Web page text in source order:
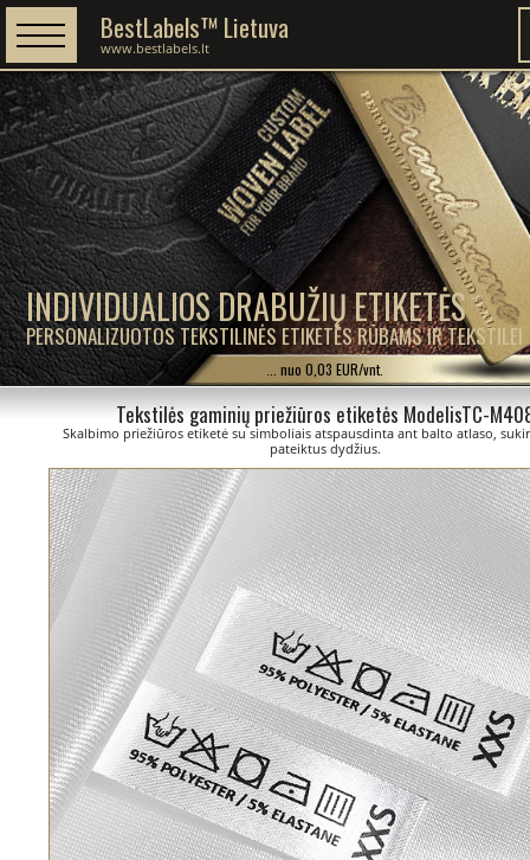
INDIVIDUALIOS DRABUŽIŲ ETIKETĖS
PERSONALIZUOTOS TEKSTILINĖS ETIKETĖS RŪBAMS IR TEKSTILEI
BestLabels™ Lietuva
www.bestlabels.lt
... nuo 0,03 EUR/vnt.
Tekstilės gaminių priežiūros etiketės ModelisTC-
Skalbimo priežiūros etiketė su simboliais atspausdinta ant balto atlaso,
pateiktus dydžius.